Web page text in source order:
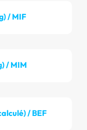
/ MIF
/ MIM
/ BEF